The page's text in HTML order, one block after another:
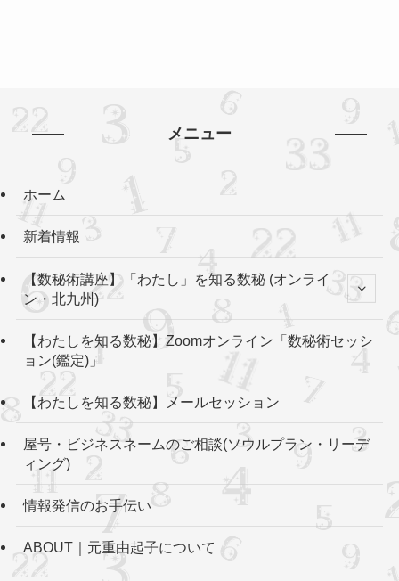
メニュー
ホーム
新着情報
【数秘術講座】「わたし」を知る数秘 (オンライ
ン・北九州)
【わたしを知る数秘】Zoomオンライン「数秘術セッシ
ョン(鑑定)」
【わたしを知る数秘】メールセッション
屋号・ビジネスネームのご相談(ソウルプラン・リーデ
ィング)
情報発信のお手伝い
ABOUT｜元重由起子について